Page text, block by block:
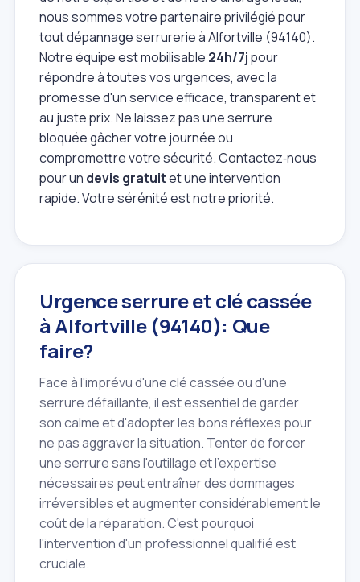
nous sommes votre partenaire privilégié pour
tout dépannage serrurerie à Alfortville (94140).
Notre équipe est mobilisable 24h/7jpour
répondre à toutes vos urgences, avec la
promesse d'un service efficace, transparent et
au juste prix. Ne laissez pas une serrure
bloquée gâcher votre journée ou
compromettre votre sécurité. Contactez‑nous
pour un devis gratuitet une intervention
rapide. Votre sérénité est notre priorité.
Urgence serrure et clé cassée
à Alfortville (94140): Que
faire?
Face à l'imprévu d'une clé cassée ou d'une
serrure défaillante, il est essentiel de garder
son calme et d'adopter les bons réflexes pour
ne pas aggraver la situation. Tenter de forcer
une serrure sans l'outillage et l'expertise
nécessaires peut entraîner des dommages
irréversibles et augmenter considérablement le
coût de la réparation. C'est pourquoi
l'intervention d'un professionnel qualifié est
cruciale.